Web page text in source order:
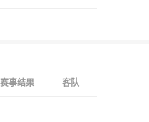
赛事结果 客队